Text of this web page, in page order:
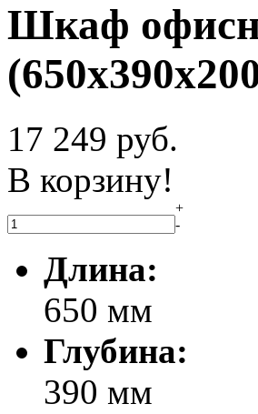
Шкаф
17 249 руб.
В корзину!
+
-
Длина:
650 мм
Глубина:
390 мм